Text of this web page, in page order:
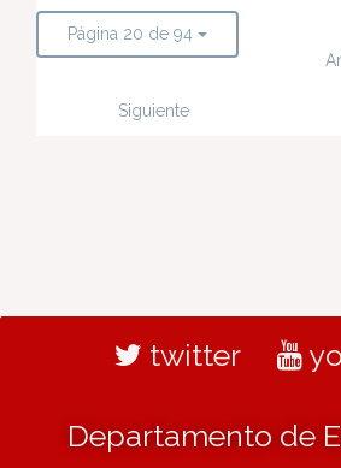
Página 20 de 94
Siguiente
twitter
Departamento de